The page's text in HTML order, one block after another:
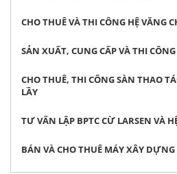
CHO THUÊ VÀ THI CÔNG HỆ VĂNG
SẢN XUẤT, CUNG CẤP VÀ THI
CHO THUÊ, THI CÔNG SÀN THAO
LẦY
TƯ VẤN LẬP BPTC CỪ LARSEN VÀ
BÁN VÀ CHO THUÊ MÁY XÂY DỰNG